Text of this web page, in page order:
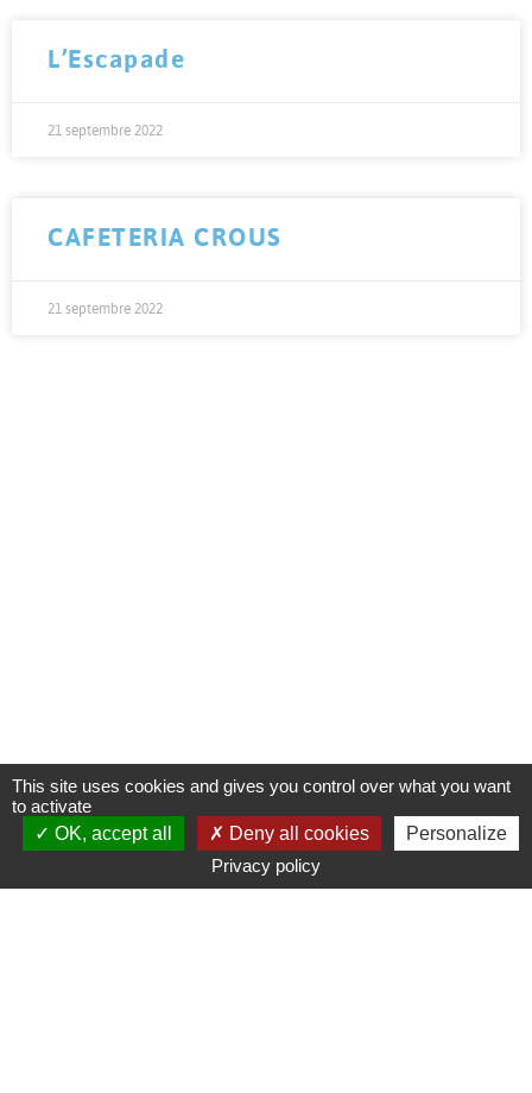
L’Escapade
21 septembre 2022
CAFETERIA CROUS
21 septembre 2022
This site uses cookies and gives you control over what you want
to activate
OK, accept all
Deny all cookies
Personalize
Privacy policy